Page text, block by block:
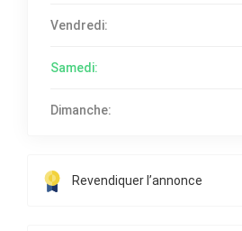
Vendredi:
Samedi:
Dimanche:
Revendiquer l’annonce